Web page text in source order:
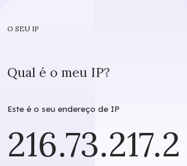
O SEU IP
Qual é o meu IP?
Este é o seu endereço de IP
216.73.217.2